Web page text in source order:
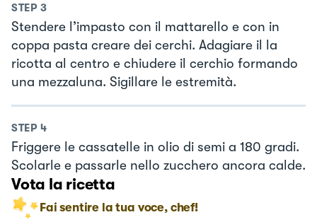
STEP 3
Stendere l’impasto con il mattarello e con in
coppa pasta creare dei cerchi. Adagiare il la
ricotta al centro e chiudere il cerchio formando
una mezzaluna. Sigillare le estremità.
STEP 4
Friggere le cassatelle in olio di semi a 180 gradi.
Scolarle e passarle nello zucchero ancora calde.
Vota la ricetta
Fai sentire la tua voce, chef!